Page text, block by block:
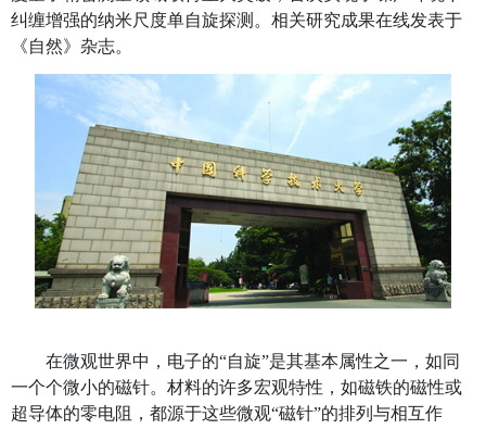
来源：光明日报 时间：2025-11-28
日前，中国科学技术大学自旋磁共振实验室
浙江大学海洋精准感知技术全国重点实验室合作
度量子精密测量领域取得重大突破，首次实现了
纠缠增强的纳米尺度单自旋探测。相关研究成果
《自然》杂志。